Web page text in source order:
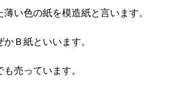
い色の紙を模造紙と言います。
Ｂ紙といいます。
売っています。